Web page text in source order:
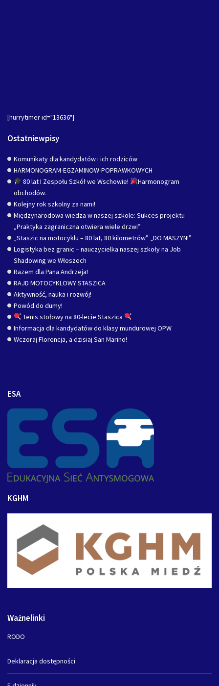
[hurrytimer id="13636"]
Ostatniewpisy
Komunikaty dla kandydatów i ich rodziców
HARMONOGRAM-EGZAMINOW-POPRAWKOWYCH
80 lat I Zespołu Szkół we Wschowie!
Harmonogram
obchodów.
Kolejny rok szkolny za nami!
Międzynarodowa wiedza w naszej szkole: Sukces projektu
„Praktyka zagraniczna otwiera wiele drzwi”
„Staszic na motocyklu – 80 lat, 80 kilometrów” „DO MASZYN!”
Logistyka bez granic – nauczycielka naszej szkoły na Job
Shadowing we Włoszech
Razem dla Pana Andrzeja!
RAJD MOTOCYKLOWY STASZICA
Aktywność, nauka i rozwój!
Powód do dumy!
Tenis stołowy na 80-lecie Staszica
Informacja dla kandydatów do klasy mundurowej OPW
Wczoraj Florencja, a dzisiaj San Marino!
ESA
KGHM
Ważnelinki
RODO
Deklaracja dostępności